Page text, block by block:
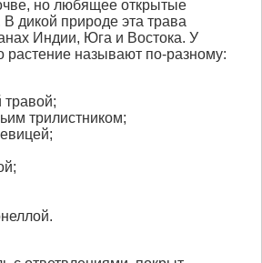
но любящее открытые
В дикой природе эта трава
Индии, Юга и Востока. У
растение называют по-разному:
травой;
трилистником;